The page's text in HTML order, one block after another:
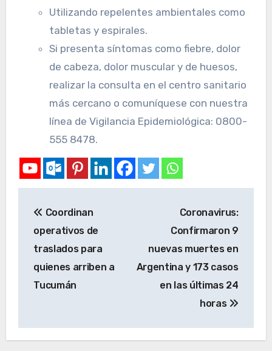
Utilizando repelentes ambientales como
tabletas y espirales.
Si presenta síntomas como fiebre, dolor
de cabeza, dolor muscular y de huesos,
realizar la consulta en el centro sanitario
más cercano o comuníquese con nuestra
línea de Vigilancia Epidemiológica: 0800-
555 8478.
Coordinan
operativos de
traslados para
quienes arriben a
Tucumán
Coronavirus:
Confirmaron 9
nuevas muertes en
Argentina y 173 casos
en las últimas 24
horas